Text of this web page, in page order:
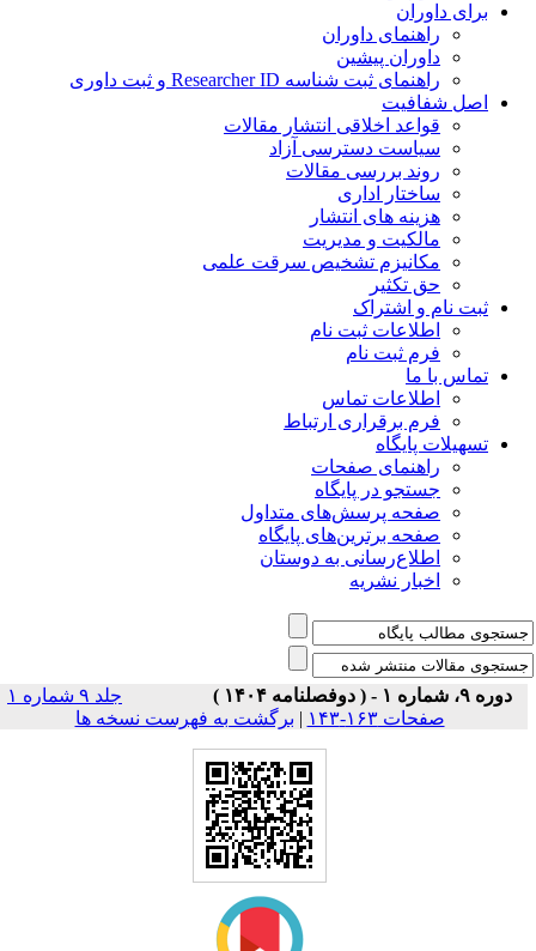
داوران
راهنمای داوران
داوران پیشین
راهنمای ثبت شناسه Researcher ID و ثبت داوری
شفافیت
قواعد اخلاقی انتشار مقالات
سیاست دسترسی آزاد
روند بررسی مقالات
ساختار اداری
هزینه های انتشار
مالکیت و مدیریت
ﻣﮑﺎﻧﯿﺰم ﺗﺸﺨﯿﺺ ﺳﺮﻗﺖ ﻋﻠﻤﯽ
حق تکثیر
نام و اشتراک
اطلاعات ثبت نام
فرم ثبت نام
با ما
اطلاعات تماس
فرم برقراری ارتباط
پایگاه
راهنمای صفحات
جستجو در پایگاه
صفحه پرسش‌های متداول
صفحه برترین‌های پایگاه
اطلاع‌رسانی به دوستان
اخبار نشریه
جلد ۹ شماره ۱
|برگشت به فهرست نسخه ها